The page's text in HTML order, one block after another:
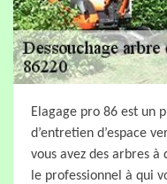
Elagage pro 86 est un
d’entretien d’espace
vous avez des arbres
le professionnel à qui